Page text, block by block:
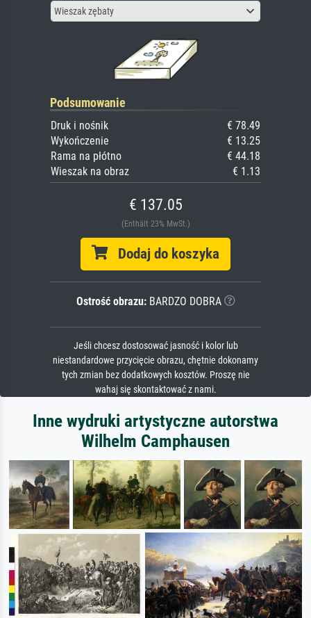
Wieszak zębaty
Podsumowanie
Druk i nośnik
€ 78.49
Wykończenie
€ 13.25
Rama na płótno
€ 44.18
Wieszak na obraz
€ 1.13
€ 137.05
(Enthält 23% MwSt.)
Dodaj do koszyka
Ostrość obrazu:BARDZO DOBRA
Jeśli chcesz dostosować jasność i kolor lub
niestandardowe przycięcie obrazu, chętnie dokonamy
tych zmian bez dodatkowych kosztów. Proszę nie
wahaj się skontaktować z nami.
Inne wydruki artystyczne autorstwa
Wilhelm Camphausen